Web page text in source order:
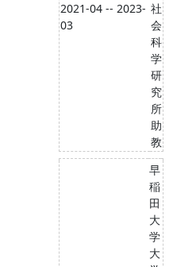
2021-04 -- 2023-
03
社
会
科
学
研
究
所
助
教
早
稲
田
大
学
大